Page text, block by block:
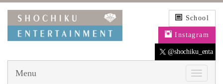
School
Instagram
@shochiku_enta
Menu